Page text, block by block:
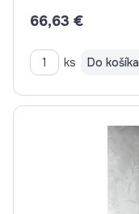
66,63 €
ks Do košíka